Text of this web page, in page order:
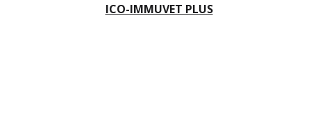
ICO-IMMUVET PLUS